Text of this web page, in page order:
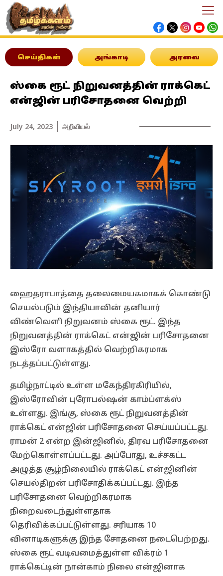
செய்திகள் அங்காடி அரவை
ஸ்கை ரூட் நிறுவனத்தின் ராக்கெட்
என்ஜின் பரிசோதனை வெற்றி
July 24, 2023 அறிவியல்
ஹைதராபாத்தை தலைமையகமாகக் கொண்டு
செயல்படும் இந்தியாவின் தனியார்
விண்வெளி நிறுவனம் ஸ்கை ரூட். இந்த
நிறுவனத்தின் ராக்கெட் என்ஜின் பரிசோதனை
இஸ்ரோ வளாகத்தில் வெற்றிகரமாக
நடத்தப்பட்டுள்ளது.
தமிழ்நாட்டில் உள்ள மகேந்திரகிரியில்,
இஸ்ரோவின் புரோபல்ஷன் காம்ப்ளக்ஸ்
உள்ளது. இங்கு, ஸ்கை ரூட் நிறுவனத்தின்
ராக்கெட் என்ஜின் பரிசோதனை செய்யப்பட்டது.
ராமன் 2 என்ற இன்ஜினில், திரவ பரிசோதனை
மேற்கொள்ளப்பட்டது. அப்போது, உச்சகட்ட
அழுத்த சூழ்நிலையில் ராக்கெட் என்ஜினின்
செயல்திறன் பரிசோதிக்கப்பட்டது. இந்த
பரிசோதனை வெற்றிகரமாக
நிறைவடைந்துள்ளதாக
தெரிவிக்கப்பட்டுள்ளது. சரியாக 10
வினாடிகளுக்கு இந்த சோதனை நடைபெற்றது.
ஸ்கை ரூட் வடிவமைத்துள்ள விக்ரம் 1
ராக்கெட்டின் நான்காம் நிலை என்ஜினாக